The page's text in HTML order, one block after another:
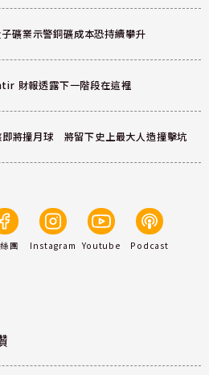
礦業示警銅礦成本恐持續攀升
財報透露下一階段在這裡
將撞月球 將留下史上最大人造撞擊坑
團 Instagram Youtube Podcast